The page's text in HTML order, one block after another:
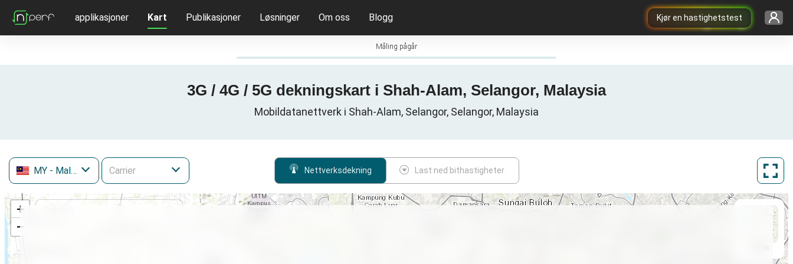
Kjør en hastighetstest
applikasjoner Kart Publikasjoner Løsninger Om oss Blogg
Måling pågår
3G / 4G / 5G dekningskart i Shah-Alam, Selangor, Malaysia
Mobildatanettverk i Shah-Alam, Selangor, Selangor, Malaysia
MY - Malaysia Nettverksdekning Last ned bithastigheter
+
−